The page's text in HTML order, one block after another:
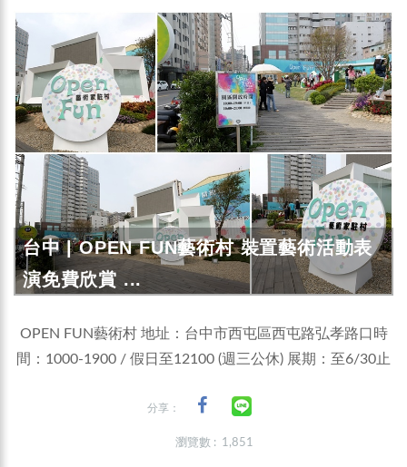
台中 | OPEN FUN藝術村 裝置藝術活動表
演免費欣賞 ...
OPEN FUN藝術村 地址：台中市西屯區西屯路弘孝路口時
間：1000-1900 / 假日至12100 (週三公休) 展期：至6/30止
分享：
瀏覽數 : 1,851